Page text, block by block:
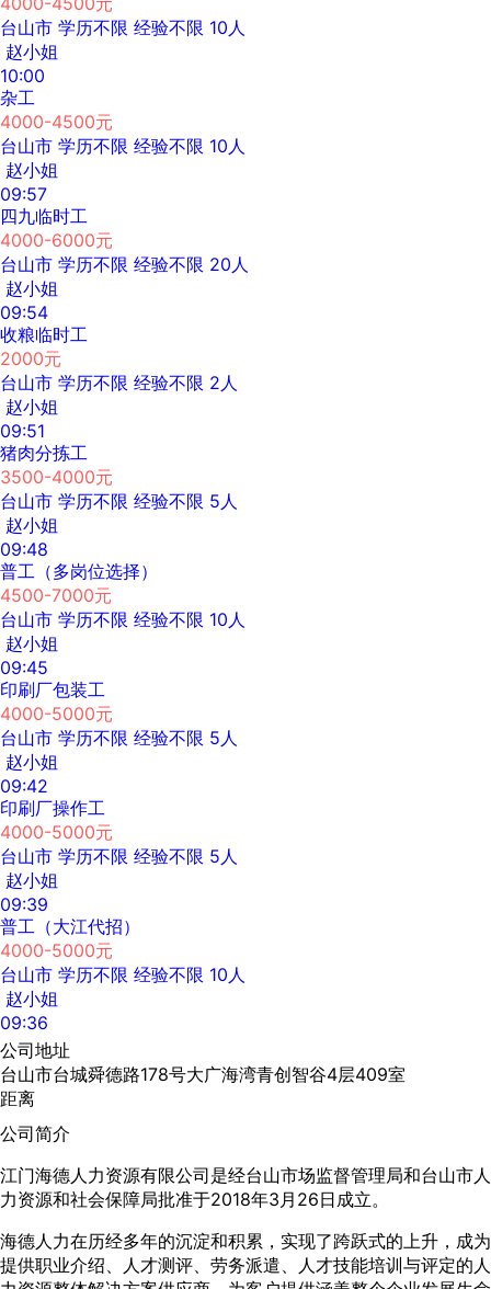
台山市 学历不限 经验不限 10人
赵小姐
10:00
杂工
4000-4500元
台山市 学历不限 经验不限 10人
赵小姐
09:57
四九临时工
4000-6000元
台山市 学历不限 经验不限 20人
赵小姐
09:54
收粮临时工
2000元
台山市 学历不限 经验不限 2人
赵小姐
09:51
猪肉分拣工
3500-4000元
台山市 学历不限 经验不限 5人
赵小姐
09:48
普工（多岗位选择）
4500-7000元
台山市 学历不限 经验不限 10人
赵小姐
09:45
印刷厂包装工
4000-5000元
台山市 学历不限 经验不限 5人
赵小姐
09:42
印刷厂操作工
4000-5000元
台山市 学历不限 经验不限 5人
赵小姐
09:39
普工（大江代招）
4000-5000元
台山市 学历不限 经验不限 10人
赵小姐
09:36
公司地址
台山市台城舜德路178号大广海湾青创智谷4层409室
距离
公司简介
江门海德人力资源有限公司是经台山市场监督管理局和台山市人
力资源和社会保障局批准于2018年3月26日成立。
海德人力在历经多年的沉淀和积累，实现了跨跃式的上升，成为
提供职业介绍、人才测评、劳务派遣、人才技能培训与评定的人